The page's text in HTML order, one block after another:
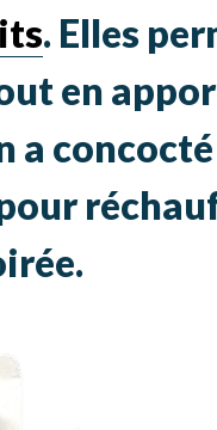
. Elles
en
a